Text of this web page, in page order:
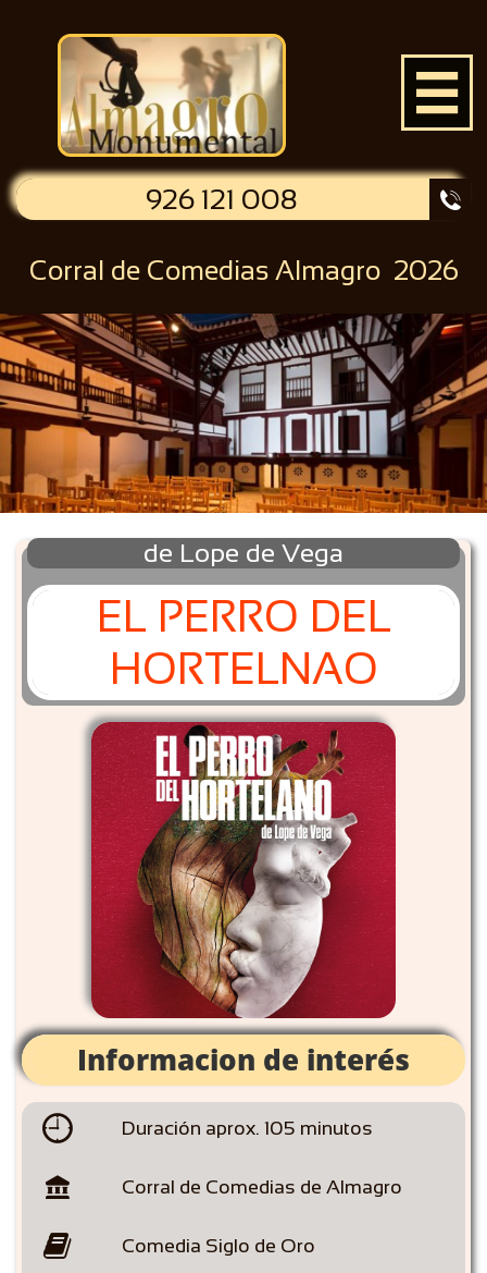

926 121 008 
Corral de Comedias Almagro 2026
de Lope de Vega
EL PERRO DEL
HORTELNAO
Informacion de interés
 Duración aprox. 105 minutos
 Corral de Comedias de Almagro
 Comedia Siglo de Oro